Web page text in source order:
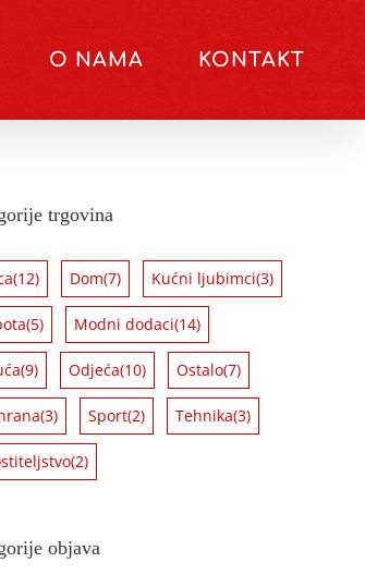
O NAMA KONTAKT
trgovina
(12) Dom(7) Kućni ljubimci(3)
(5) Modni dodaci(14)
(9) Odjeća(10) Ostalo(7)
(3) Sport(2) Tehnika(3)
(2)
objava